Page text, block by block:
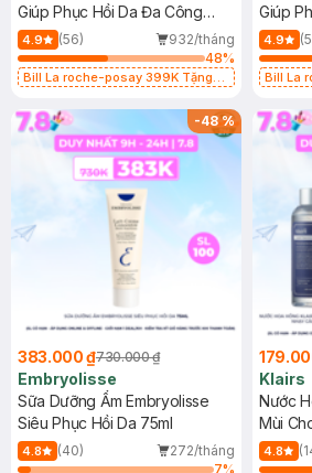
Giúp Phục Hồi Da Đa Công
Dụng 40ml
4.9 (56)
932/tháng
48%
Bill La roche-posay 399K Tặng
(SL có hạn)
Giúp
Dụng
4.9
Bill La
(SL có
-48%
383.000 ₫730.000 ₫
Embryolisse
Sữa Dưỡng Ẩm Embryolisse
Siêu Phục Hồi Da 75ml
4.8 (40)
272/tháng
7%
Klairs
Nước
Mùi
4.8